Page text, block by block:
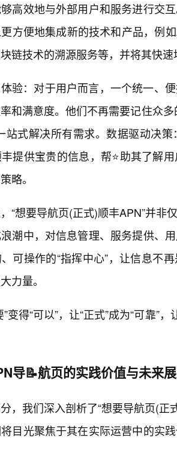
高效地与外部用户和服务进行交
方便地集成新的技术和产品，例
链技术的溯源服务等，并将其快速
验：对于用户而言，一个统一、
和满意度。他们不再需要记住众
站式解决所有需求。数据驱动决
提供宝贵的信息，帮⭐助其了解
略。
“想要导航页(正式)顺丰APN”并非
潮中，对信息管理、服务提供、
可操作的“指挥中心”，让信息不
力量。
”变得“可以”，让“正式”成为“可靠”
导📝航页的实践价值与未来
，我们深入剖析了“想要导航页(正
目光聚焦于其在实际运营中的实